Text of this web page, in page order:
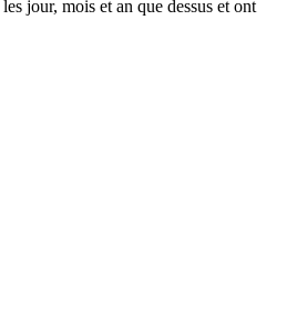
jour, mois et an que dessus et ont